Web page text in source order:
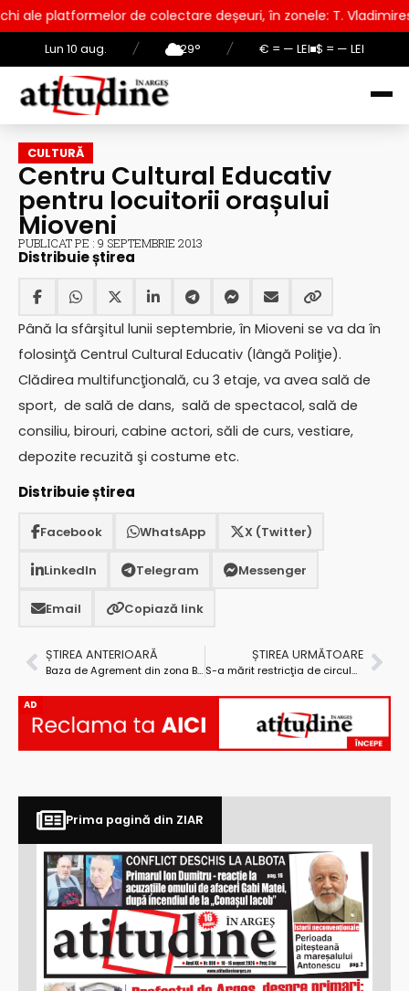
Lun 10 aug. / 29° / € = — LEI $ = — LEI
de colectare deșeuri, în zonele: T. Vladimirescu, Frații Golești,
CULTURĂ
Centru Cultural Educativ
pentru locuitorii orașului
Mioveni
PUBLICAT PE : 9 SEPTEMBRIE 2013
Distribuie știrea
Până la sfârşitul lunii septembrie, în Mioveni se va da în
folosinţă Centrul Cultural Educativ (lângă Poliţie).
Clădirea multifuncţională, cu 3 etaje, va avea sală de
sport, de sală de dans, sală de spectacol, sală de
consiliu, birouri, cabine actori, săli de curs, vestiare,
depozite recuzită şi costume etc.
Distribuie știrea
Facebook WhatsApp X (Twitter)
LinkedIn Telegram Messenger
Email Copiază link
ȘTIREA ANTERIOARĂ
Baza de Agrement din zona Bemo s-a închis!
ȘTIREA URMĂTOARE
S-a mărit restricţia de circulaţie pe centura suspendată din Mioveni
AD
Prima pagină din ZIAR